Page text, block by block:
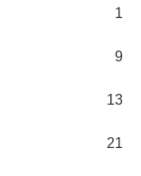
1
9
13
21